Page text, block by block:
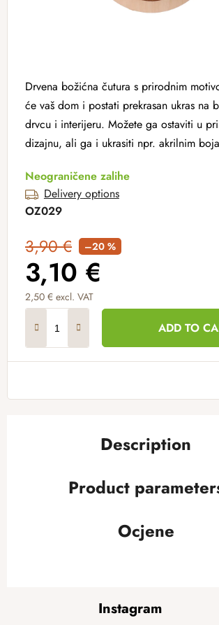
Drvena božićna čutura s prirodnim
će vaš dom i postati prekrasan ukras na
drvcu i interijeru. Možete ga ostaviti u
dizajnu, ali ga i ukrasiti npr. akrilnim
Neograničene zalihe
Delivery options
OZ029
3,90 € –20 %
3,10 €
2,50 € excl. VAT
ADD TO
Description
Product
Ocjene
Instagram